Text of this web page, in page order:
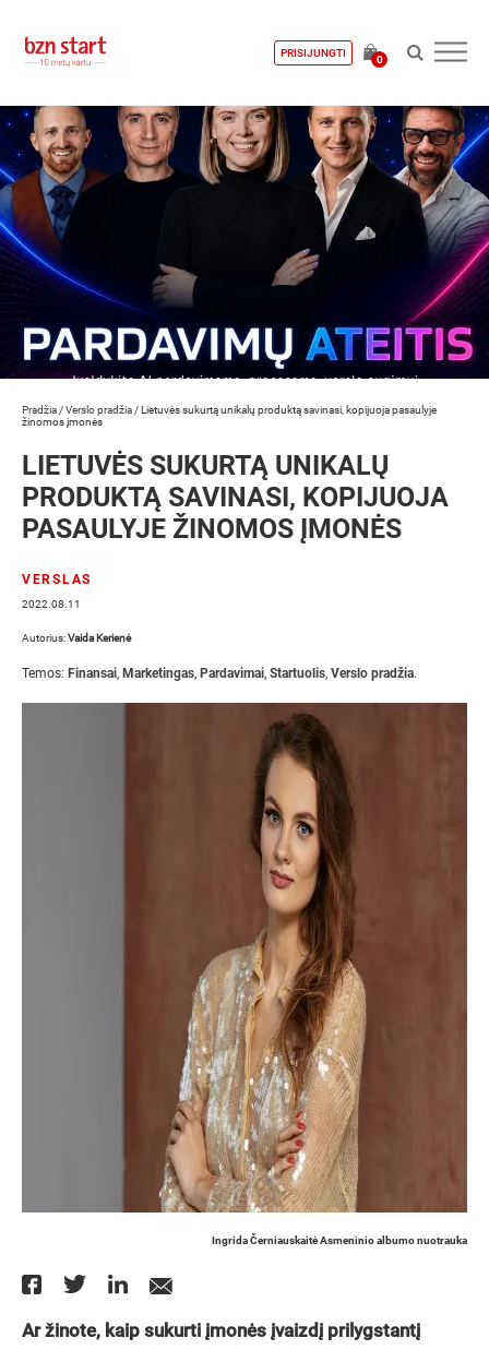
PRISIJUNGTI
0
Pradžia /Verslo pradžia /Lietuvės sukurtą unikalų produktą savinasi, kopijuoja pasaulyje
žinomos įmonės
LIETUVĖS SUKURTĄ UNIKALŲ
PRODUKTĄ SAVINASI, KOPIJUOJA
PASAULYJE ŽINOMOS ĮMONĖS
VERSLAS
2022.08.11
Autorius:Vaida Kerienė
Temos: Finansai, Marketingas, Pardavimai, Startuolis, Verslo pradžia.
Ingrida Černiauskaitė Asmeninio albumo nuotrauka
Ar žinote, kaip sukurti įmonės įvaizdį prilygstantį